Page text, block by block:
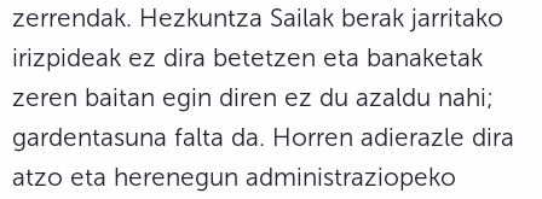
zerrendak. Hezkuntza Sailak berak jarritako
irizpideak ez dira betetzen eta banaketak
zeren baitan egin diren ez du azaldu nahi;
gardentasuna falta da. Horren adierazle dira
atzo eta herenegun administraziopeko